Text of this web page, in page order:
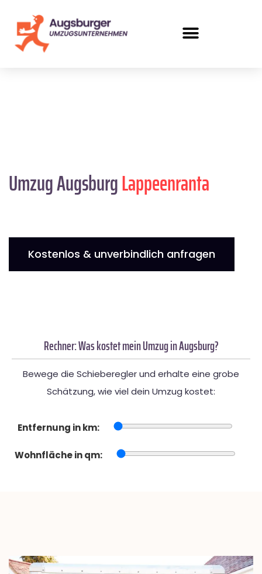
Umzug AugsburgLappeenranta
Kostenlos & unverbindlich anfragen
Rechner: Was kostet mein Umzug in Augsburg?
Bewege die Schieberegler und erhalte eine grobe
Schätzung, wie viel dein Umzug kostet:
Entfernung in km:
Wohnfläche in qm: